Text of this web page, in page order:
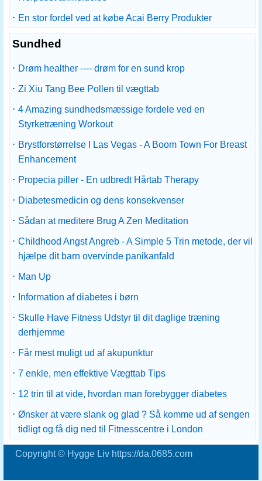
· En stor fordel ved at købe Acai Berry Produkter
Sundhed
· Drøm healther ---- drøm for en sund krop
· Zi Xiu Tang Bee Pollen til vægttab
· 4 Amazing sundhedsmæssige fordele ved en
Styrketræning Workout
· Brystforstørrelse I Las Vegas - A Boom Town For Breast
Enhancement
· Propecia piller - En udbredt Hårtab Therapy
· Diabetesmedicin og dens konsekvenser
· Sådan at meditere Brug A Zen Meditation
· Childhood Angst Angreb - A Simple 5 Trin metode, der vil
hjælpe dit barn overvinde panikanfald
· Man Up
·
Information af diabetes i børn
· Skulle Have Fitness Udstyr til dit daglige træning
derhjemme
· Får mest muligt ud af akupunktur
· 7 enkle, men effektive Vægttab Tips
· 12 trin til at vide, hvordan man forebygger diabetes
· Ønsker at være slank og glad ? Så komme ud af sengen
tidligt og få dig ned til Fitnesscentre i London
Copyright © Hygge Liv https://da.0685.com